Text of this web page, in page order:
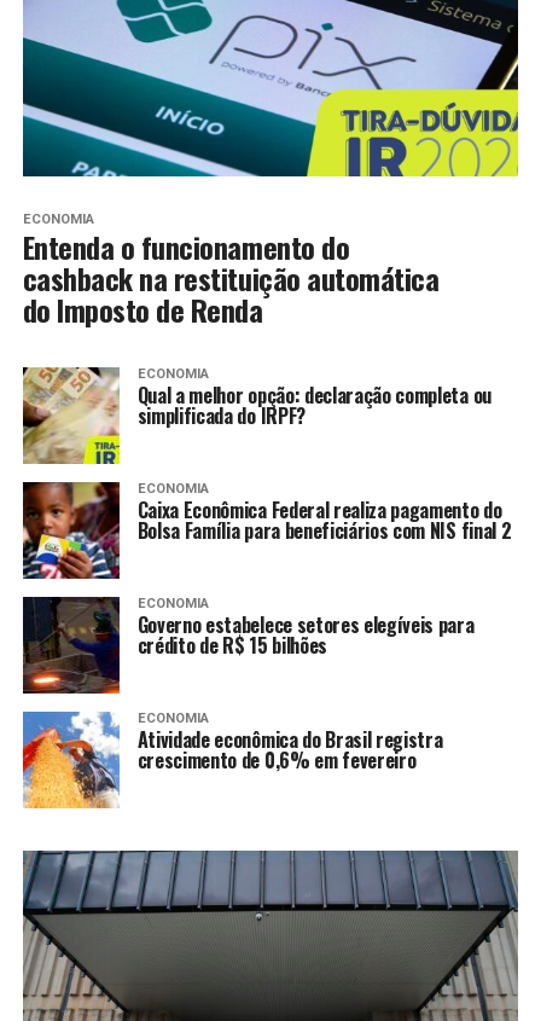
ECONOMIA
Entenda o funcionamento do
cashback na restituição automática
do Imposto de Renda
ECONOMIA
Qual a melhor opção: declaração completa ou
simplificada do IRPF?
ECONOMIA
Caixa Econômica Federal realiza pagamento do
Bolsa Família para beneficiários com NIS final 2
ECONOMIA
Governo estabelece setores elegíveis para
crédito de R$ 15 bilhões
ECONOMIA
Atividade econômica do Brasil registra
crescimento de 0,6% em fevereiro